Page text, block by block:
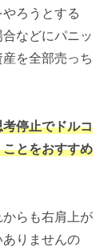
ろうとする
などにパニッ
を全部売っち
停止でドルコ
とをおすすめ
らも右肩上が
りませんの